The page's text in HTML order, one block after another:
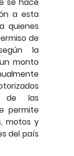
se hace
a esta
quienes
de
la
monto
las
permite
motos y
del país